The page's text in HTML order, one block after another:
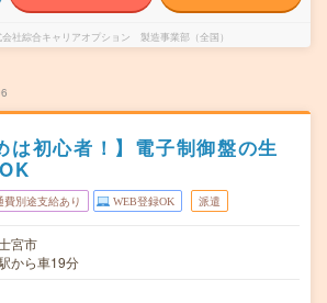
社綜合キャリアオプション 製造事業部（全国）
は初心者！】電子制御盤の生
費別途支給あり WEB登録OK 派遣
宮市
から車19分